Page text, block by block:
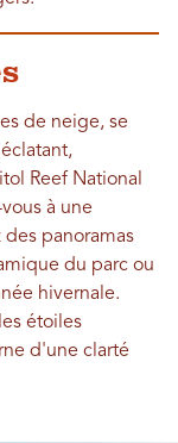
de neige, se
Reef National
à une
panoramas
du parc ou
hivernale.
étoiles
d'une clarté